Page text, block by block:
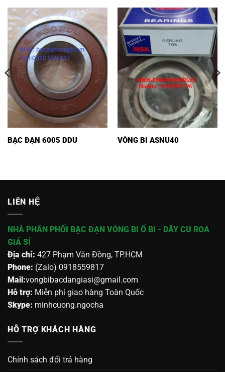
BẠC ĐẠN 6005 DDU VÒNG BI ASNU40
LIÊN HỆ
NHÀ PHÂN PHỐI BẠC ĐẠN VÒNG BI Ổ BI - DÂY CU ROA
GIÁ SỈ
Địa chỉ: 427 Phạm Văn Đồng, TP.HCM
Phone: (Zalo) 0918559817
Mail:vongbibacdangiasi@gmail.com
Hỗ trợ: Miễn phí giao hàng Toàn Quốc
Skype: minhcuong.ngocha
HỖ TRỢ KHÁCH HÀNG
Chính sách đổi trả hàng